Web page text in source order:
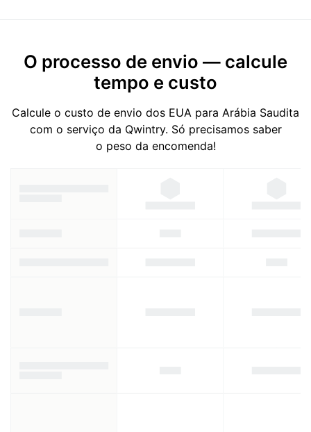
O processo de envio — calcule
tempo e custo
Calcule o custo de envio dos EUA para Arábia Saudita
com o serviço da Qwintry. Só precisamos saber
o peso da encomenda!